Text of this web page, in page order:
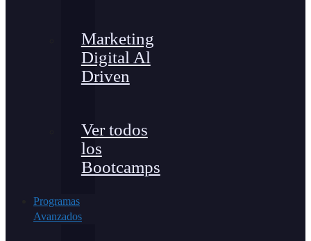
Marketing
Digital Al
Driven
Ver todos
los
Bootcamps
Programas
Avanzados